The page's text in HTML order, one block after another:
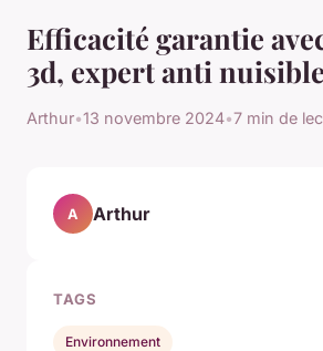
Efficacité garantie
3d, expert anti
Arthur•13 novembre 2024•7 min de
A Arthur
TAGS
Environnement